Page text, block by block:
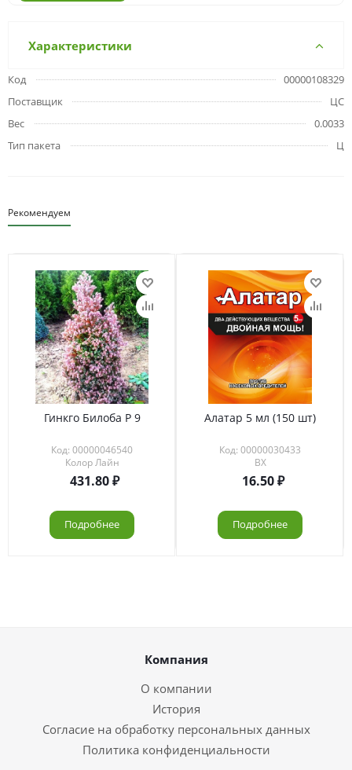
Характеристики
Код
00000108329
Поставщик
ЦС
Вес
0.0033
Тип пакета
Ц
Рекомендуем
Гинкго Билоба Р 9
Код: 00000046540
Колор Лайн
431.80
Подробнее
Алатар 5 мл (150 шт)
Код: 00000030433
ВХ
16.50
Подробнее
Компания
О компании
История
Согласие на обработку персональных данных
Политика конфиденциальности